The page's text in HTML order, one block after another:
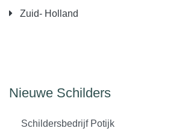
Zuid- Holland
Nieuwe Schilders
Schildersbedrijf Potijk